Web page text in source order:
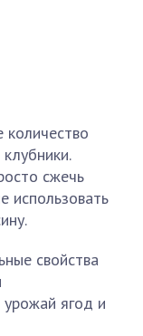
сжечь
использовать
свойства
ягод и